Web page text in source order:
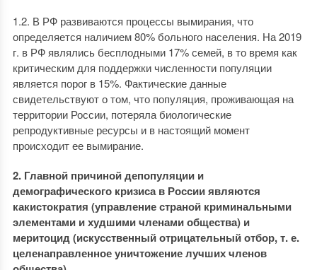
1.2. В РФ развиваются процессы вымирания, что
определяется наличием 80% больного населения. На 2019
г. в РФ являлись бесплодными 17% семей, в то время как
критическим для поддержки численности популяции
является порог в 15%. Фактические данные
свидетельствуют о том, что популяция, проживающая на
территории России, потеряла биологические
репродуктивные ресурсы и в настоящий момент
происходит ее вымирание.
2. Главной причиной депопуляции и
демографического кризиса в России являются
какистократия (управление страной криминальными
элементами и худшими членами общества) и
меритоцид (искусственный отрицательный отбор, т. е.
целенаправленное уничтожение лучших членов